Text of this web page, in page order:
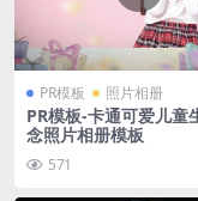
PR模板 照片相册
PR模板-卡通可爱儿童
念照片相册模板
571